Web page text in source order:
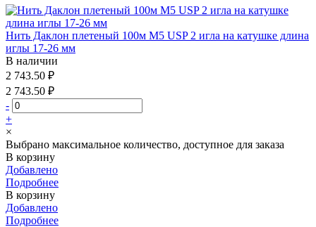
Нить Даклон плетеный 100м М5 USP 2 игла на катушке длина
иглы 17-26 мм
В наличии
2 743.50 ₽
2 743.50 ₽
-
+
×
Выбрано максимальное количество, доступное для заказа
В корзину
Добавлено
Подробнее
В корзину
Добавлено
Подробнее